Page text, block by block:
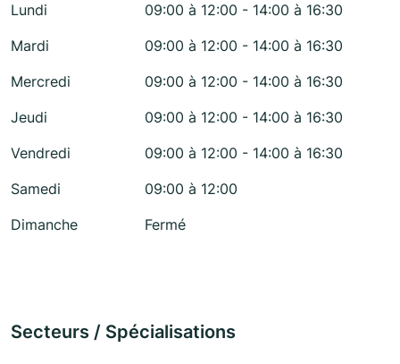
Lundi
09:00 à 12:00 - 14:00 à 16:30
Mardi
09:00 à 12:00 - 14:00 à 16:30
Mercredi
09:00 à 12:00 - 14:00 à 16:30
Jeudi
09:00 à 12:00 - 14:00 à 16:30
Vendredi
09:00 à 12:00 - 14:00 à 16:30
Samedi
09:00 à 12:00
Dimanche
Fermé
Secteurs / Spécialisations